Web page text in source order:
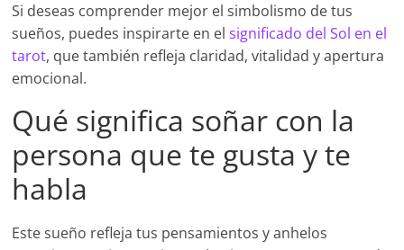
Si deseas comprender mejor el simbolismo de tus
sueños, puedes inspirarte en elsignificado del Sol en el
tarot, que también refleja claridad, vitalidad y apertura
emocional.
Qué significa soñar con la
persona que te gusta y te
habla
Este sueño refleja tus pensamientos y anhelos